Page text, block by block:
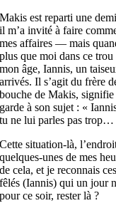
Makis est reparti une
il m’a invité à faire
mes affaires — mais
plus que moi dans ce
mon âge, Iannis, un
arrivés. Il s’agit du frère
bouche de Makis, signifie
garde à son sujet : «
tu ne lui parles pas trop…
Cette situation-là,
quelques-unes de mes
de cela, et je reconnais
fêlés (Iannis) qui un jour
pour ce soir, rester là ?